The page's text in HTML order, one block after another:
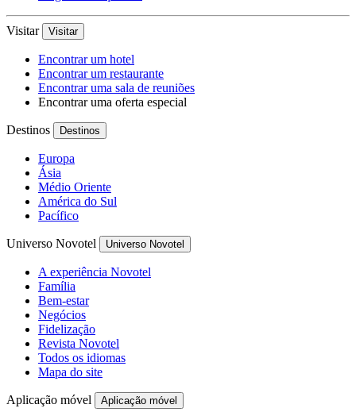
Visitar Visitar
Encontrar um hotel
Encontrar um restaurante
Encontrar uma sala de reuniões
Encontrar uma oferta especial
Destinos Destinos
Europa
Ásia
Médio Oriente
América do Sul
Pacífico
Universo Novotel Universo Novotel
A experiência Novotel
Família
Bem-estar
Negócios
Fidelização
Revista Novotel
Todos os idiomas
Mapa do site
Aplicação móvel Aplicação móvel